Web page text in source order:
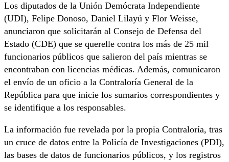
Los diputados de la Unión Demócrata Independiente
(UDI), Felipe Donoso, Daniel Lilayú y Flor Weisse,
anunciaron que solicitarán al Consejo de Defensa del
Estado (CDE) que se querelle contra los más de 25 mil
funcionarios públicos que salieron del país mientras se
encontraban con licencias médicas. Además, comunicaron
el envío de un oficio a la Contraloría General de la
República para que inicie los sumarios correspondientes y
se identifique a los responsables.
La información fue revelada por la propia Contraloría, tras
un cruce de datos entre la Policía de Investigaciones (PDI),
las bases de datos de funcionarios públicos, y los registros